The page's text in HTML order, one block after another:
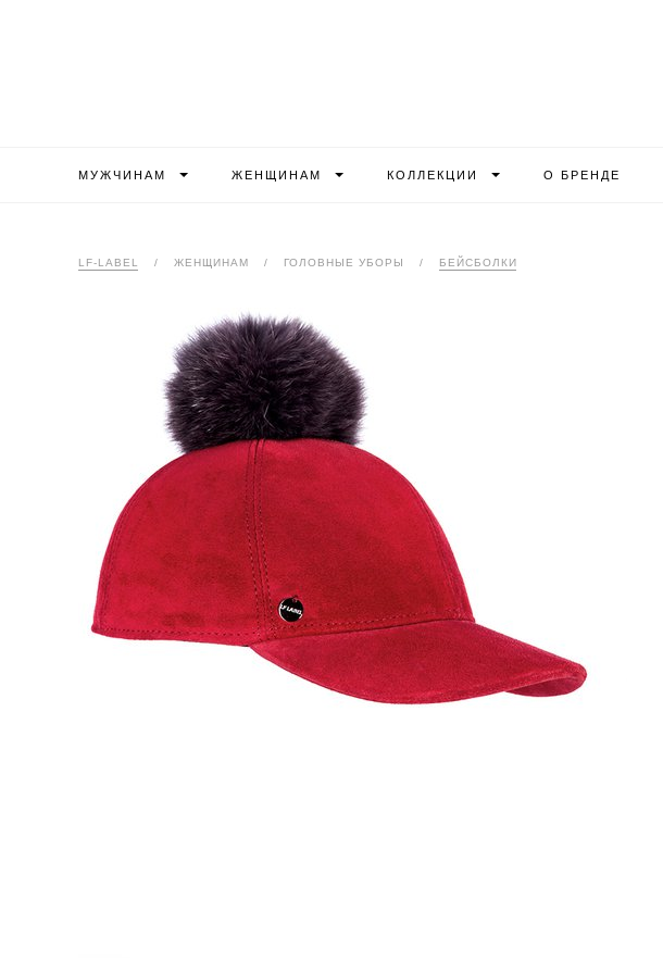
МУЖЧИНАМ ЖЕНЩИНАМ КОЛЛЕКЦИИ О БРЕНДЕ
LF-LABEL / ЖЕНЩИНАМ / ГОЛОВНЫЕ УБОРЫ / БЕЙСБОЛКИ